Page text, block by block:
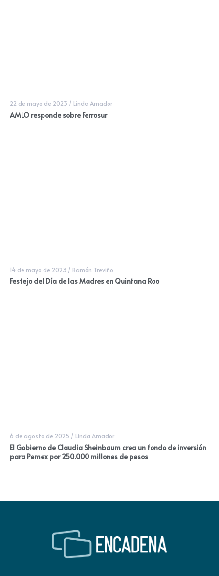
22 de mayo de 2023 / Linda Amador
AMLO responde sobre Ferrosur
14 de mayo de 2023 / Ramón Treviño
Festejo del Día de las Madres en Quintana Roo
6 de agosto de 2025 / Linda Amador
El Gobierno de Claudia Sheinbaum crea un fondo de inversión
para Pemex por 250.000 millones de pesos